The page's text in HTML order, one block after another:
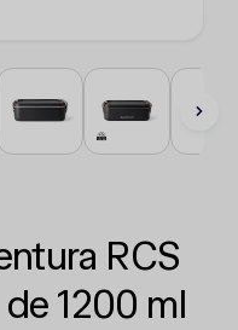
RCS
1200 ml